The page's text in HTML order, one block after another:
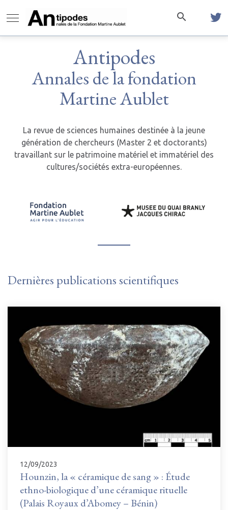
Antipodes
Annales de la fondation
Martine Aublet
La revue de sciences humaines destinée à la jeune
génération de chercheurs (Master 2 et doctorants)
travaillant sur le patrimoine matériel et immatériel des
cultures/sociétés extra-européennes.
Dernières publications scientifiques
12/09/2023
Hounzin, la « céramique de sang » : Étude
ethno-biologique d’une céramique rituelle
(Palais Royaux d’Abomey – Bénin)